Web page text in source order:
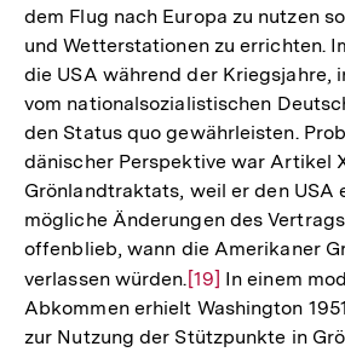
dem Flug nach Europa zu nutzen
und Wetterstationen zu errichten.
die USA während der Kriegsjahre,
vom nationalsozialistischen
den Status quo gewährleisten.
dänischer Perspektive war Artikel
Grönlandtraktats, weil er den USA
mögliche Änderungen des
offenblieb, wann die Amerikaner
verlassen würden.Zur
Auflösung
der
[19] In einem
Abkommen erhielt Washington
zur Nutzung der Stützpunkte in